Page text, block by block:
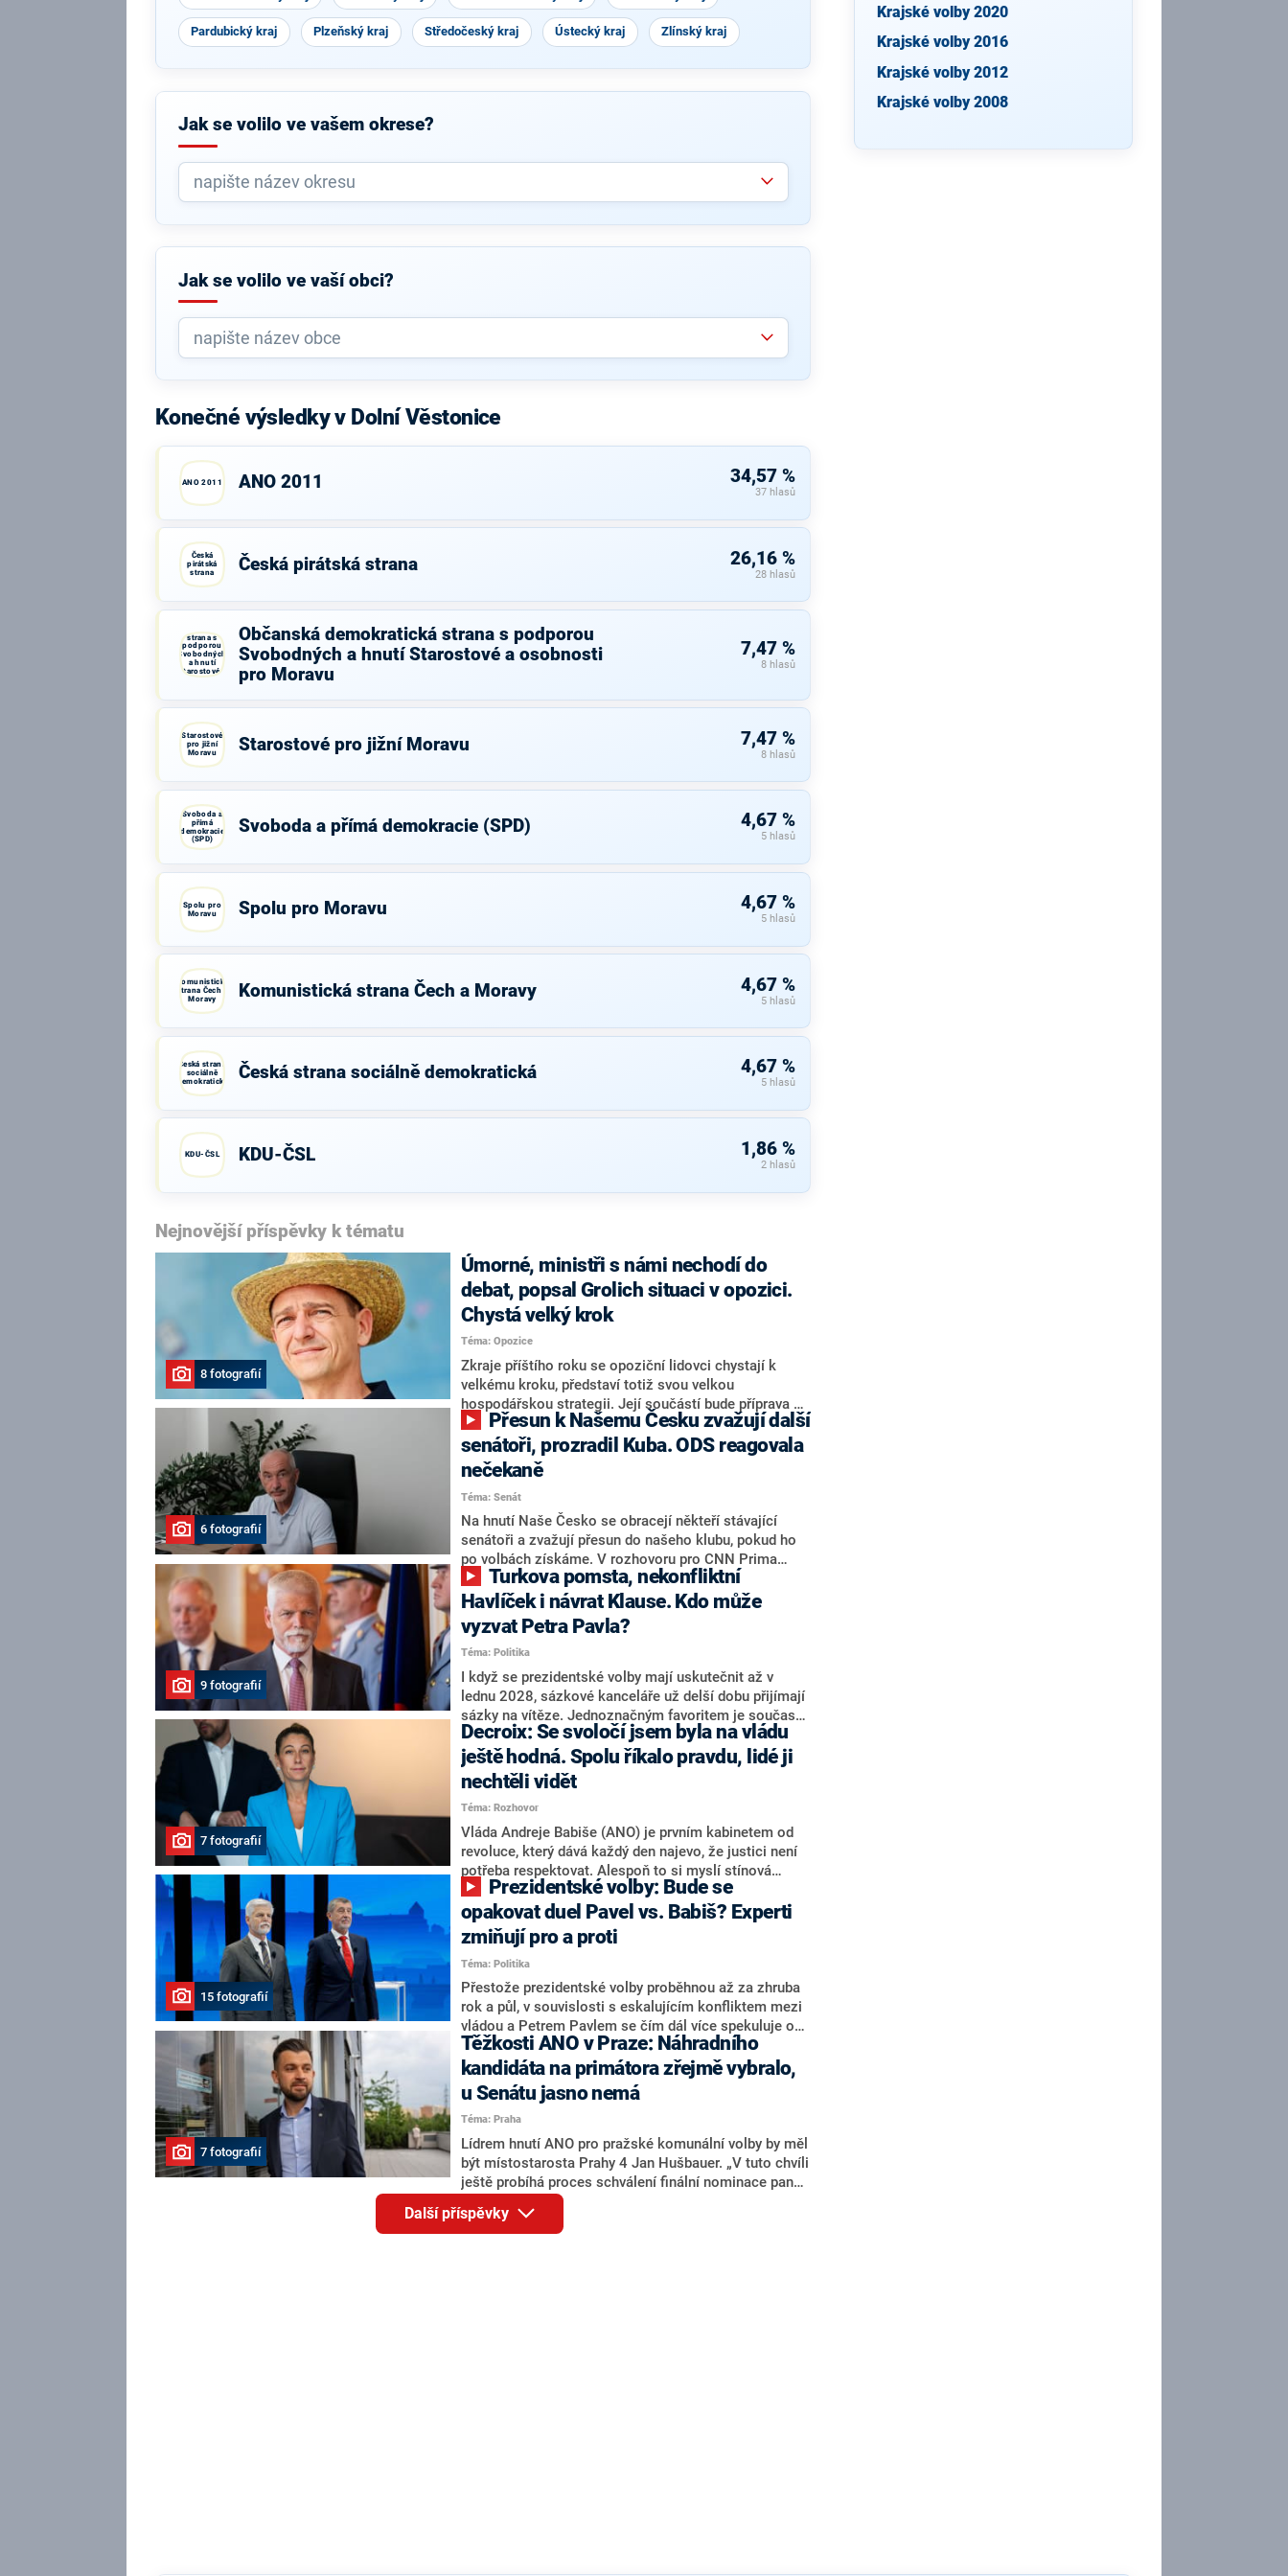
Pardubický kraj Plzeňský kraj Středočeský kraj Ústecký kraj Zlínský kraj
Jak se volilo ve vašem okrese?
Jak se volilo ve vaší obci?
Konečné výsledky v Dolní Věstonice
ANO 2011 ANO 2011 34,57 %
37 hlasů
Česká
pirátská
strana
Česká pirátská strana 26,16 %
28 hlasů
strana s
podporou
Svobodných
a hnutí
Starostové a
osobnosti
Občanská demokratická strana s podporou
Svobodných a hnutí Starostové a osobnosti
pro Moravu
7,47 %
8 hlasů
Starostové
pro jižní
Moravu
Starostové pro jižní Moravu 7,47 %
8 hlasů
Svoboda a
přímá
demokracie
(SPD)
Svoboda a přímá demokracie (SPD) 4,67 %
5 hlasů
Spolu pro
Moravu
Spolu pro Moravu 4,67 %
5 hlasů
Komunistická
strana Čech a
Moravy
Komunistická strana Čech a Moravy 4,67 %
5 hlasů
Česká strana
sociálně
demokratická
Česká strana sociálně demokratická 4,67 %
5 hlasů
KDU-ČSL KDU-ČSL 1,86 %
2 hlasů
Nejnovější příspěvky k tématu
8 fotografií
Úmorné, ministři s námi nechodí do
debat, popsal Grolich situaci v opozici.
Chystá velký krok
Téma: Opozice
Zkraje příštího roku se opoziční lidovci chystají k
velkému kroku, představí totiž svou velkou
hospodářskou strategii. Její součástí bude příprava na
stárnutí populace, řekl ve středu na setkání s novináři
nový předseda lidovců Jan Grolich. Ten zároveň v
senátních volbách kandiduje ve Vyškově. Popsal i
aktivitu opozice, o níž vládní strany nebo političtí
komentátoři mluví jako o slabé a v defenzivě. „Je to
úmorná práce upozorňovat na chyby vlády. Ministři s
námi navíc nechodí do debat. Chceme ale ukazovat
svoje témata,“ odpověděl Grolich na dotaz CNN Prima
NEWS.
6 fotografií
senátoři, prozradil Kuba. ODS reagovala
nečekaně
Téma: Senát
Na hnutí Naše Česko se obracejí někteří stávající
senátoři a zvažují přesun do našeho klubu, pokud ho
po volbách získáme. V rozhovoru pro CNN Prima
NEWS to řekl zakladatel hnutí a jihočeský hejtman
Martin Kuba. Konkrétní nebyl, ale získat by takto mohl
například senátora Zdeňka Hrabu, který je dnes
součástí klubu ODS a TOP 09. Hraba to na dotaz
redakce nevyloučil. Předseda klubu senátorů ODS
Zdeněk Nytra redakci řekl, že počítá s odchodem
některých senátorů z klubu a že Naše Česko není
nepřítel, ale soupeř.
9 fotografií
Havlíček i návrat Klause. Kdo může
vyzvat Petra Pavla?
Téma: Politika
I když se prezidentské volby mají uskutečnit až v
lednu 2028, sázkové kanceláře už delší dobu přijímají
sázky na vítěze. Jednoznačným favoritem je současná
hlava státu Petr Pavel. Daleko za ním pak bookmakeři
zmiňují dva výrazné politiky ANO, tedy premiéra
Andreje Babiše a ministra průmyslu Karla Havlíčka.
Oblíbeným tipem samotných sázkařů je poslanec za
Motoristy Filip Turek. Politolog Jan Kubáček nicméně
o případné kandidatuře kohokoliv ze zmíněné trojice
značně pochybuje. Podle něj současná koalice dosud
nemá osobu, která by Pavlovi mohla konkurovat.
7 fotografií
Decroix: Se svoločí jsem byla na vládu
ještě hodná. Spolu říkalo pravdu, lidé ji
nechtěli vidět
Téma: Rozhovor
Vláda Andreje Babiše (ANO) je prvním kabinetem od
revoluce, který dává každý den najevo, že justici není
potřeba respektovat. Alespoň to si myslí stínová
ministryně spravedlnosti ODS Eva Decroix. V
rozhovoru pro CNN Prima NEWS si nebrala servítky
ohledně politického výkonu svého nástupce Jeronýma
Tejce (za ANO) či vládní zmocněnkyně pro lidská
práva Taťány Malé (ANO). Označením „svoloč“ na
adresu vlády prý byla ještě hodná. Decroix se také
vrátila k volební porážce koalice Spolu či promluvila o
hnutí Naše Česko Martina Kuby.
15 fotografií
opakovat duel Pavel vs. Babiš? Experti
zmiňují pro a proti
Téma: Politika
Přestože prezidentské volby proběhnou až za zhruba
rok a půl, v souvislosti s eskalujícím konfliktem mezi
vládou a Petrem Pavlem se čím dál více spekuluje o
tom, koho by do bitvy o Hrad mohla vyslat současná
koalice. Někteří političtí komentátoři znovu vytahují
jméno premiéra Andreje Babiše (ANO). Jak moc je
pravděpodobné, že se v prezidentských volbách 2028
bude znovu opakovat souboj z roku 2023?
7 fotografií
Těžkosti ANO v Praze: Náhradního
kandidáta na primátora zřejmě vybralo,
u Senátu jasno nemá
Téma: Praha
Lídrem hnutí ANO pro pražské komunální volby by měl
být místostarosta Prahy 4 Jan Hušbauer. „V tuto chvíli
ještě probíhá proces schválení finální nominace pana
Jana Hušbauera Výborem hnutí ANO,“ uvedl pro
redakci místopředseda pražského ANO Martin
Benkovič. O Hušbauerovi se spekulovalo jako o
Další příspěvky
Krajské volby 2020
Krajské volby 2016
Krajské volby 2012
Krajské volby 2008